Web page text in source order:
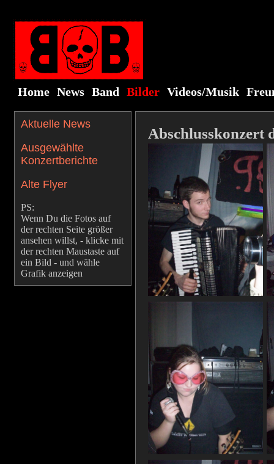
Home News Band Bilder Videos/Musik
Aktuelle News
Ausgewählte
Konzertberichte
Alte Flyer
PS:
Wenn Du die Fotos auf
der rechten Seite größer
ansehen willst, - klicke mit
der rechten Maustaste auf
ein Bild - und wähle
Grafik anzeigen
Abschlusskonzert